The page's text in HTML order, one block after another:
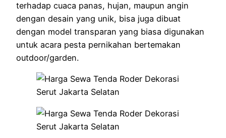
terhadap cuaca panas, hujan, maupun angin
dengan desain yang unik, bisa juga dibuat
dengan model transparan yang biasa digunakan
untuk acara pesta pernikahan bertemakan
outdoor/garden.